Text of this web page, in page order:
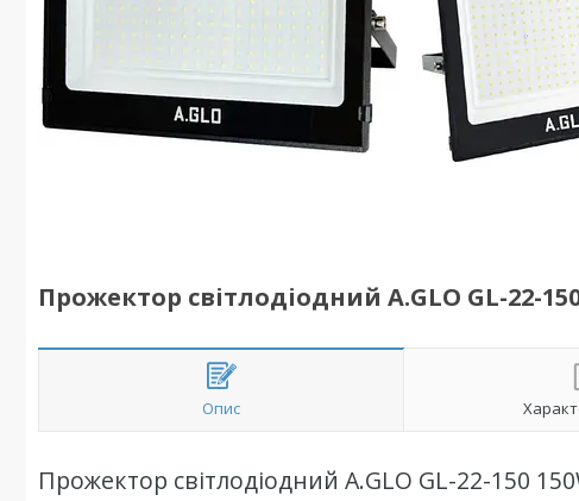
Прожектор світлодіодний A.GLO GL-22-
Опис
Прожектор світлодіодний A.GLO GL-22-150